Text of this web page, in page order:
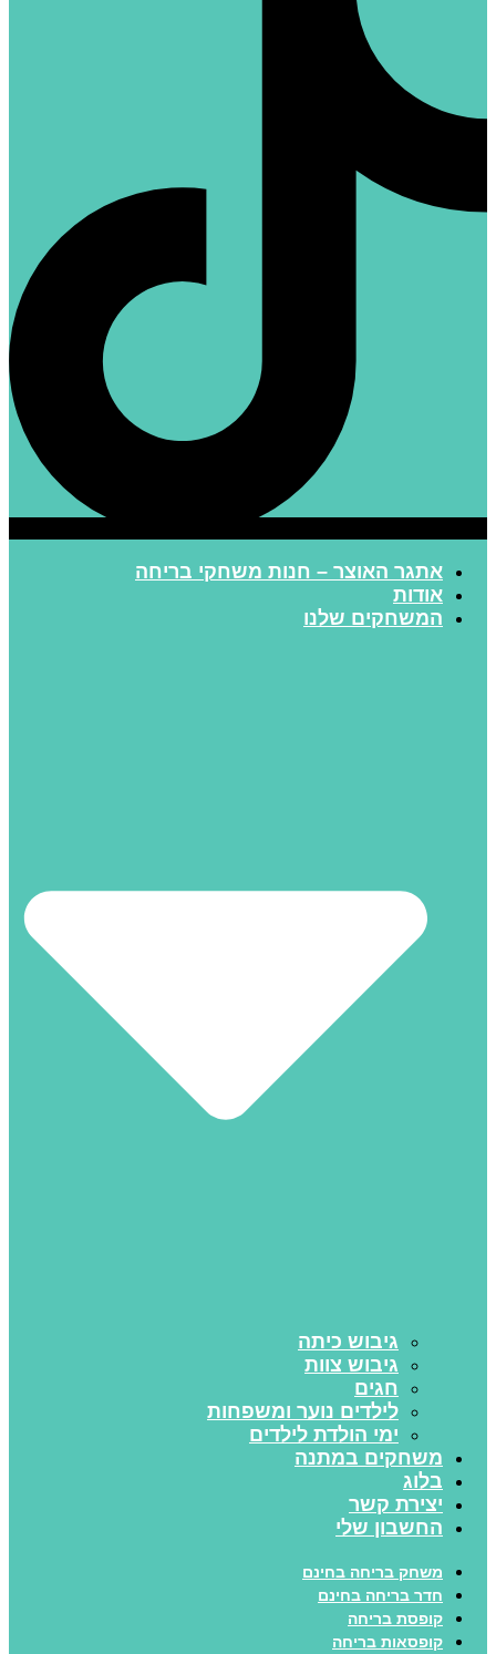
אתגר האוצר – חנות משחקי בריחה
אודות
המשחקים שלנו
גיבוש כיתה
גיבוש צוות
חגים
לילדים נוער ומשפחות
ימי הולדת לילדים
משחקים במתנה
בלוג
יצירת קשר
החשבון שלי
משחק בריחה בחינם
חדר בריחה בחינם
קופסת בריחה
קופסאות בריחה